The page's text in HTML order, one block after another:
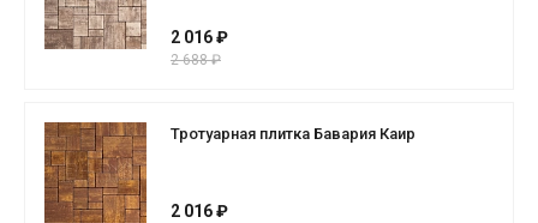
2 016 ₽
2 688 ₽
Тротуарная плитка Бавария Каир
2 016 ₽